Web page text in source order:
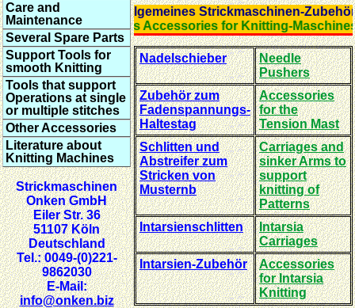
Care and
Maintenance
Several Spare Parts
Support Tools for
smooth Knitting
Tools that support
Operations at single
or multiple stitches
Other Accessories
Literature about
Knitting Machines
Strickmaschinen
Onken GmbH
Eiler Str. 36
51107 Köln
Deutschland
Tel.: 0049-(0)221-
9862030
E-Mail:
info@onken.biz
Allgemeines Strickmaschinen-
Various Accessories for Knitting-Maschines
Nadelschieber
Needle
Pushers
Zubehör zum
Fadenspannungs-
Haltestag
Accessories
for the
Tension Mast
Schlitten und
Abstreifer zum
Stricken von
Musternb
Carriages and
sinker Arms to
support
knitting of
Patterns
Intarsienschlitten
Intarsia
Carriages
Intarsien-Zubehör
Accessories
for Intarsia
Knitting